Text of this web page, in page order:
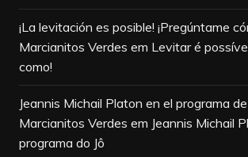
¡La levitación es posible! ¡Pregúntame
Marcianitos Verdes em Levitar é
como!
Jeannis Michail Platon en el programa de
Marcianitos Verdes em Jeannis Michail
programa do Jô